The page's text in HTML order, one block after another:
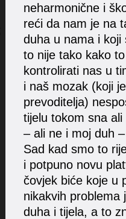
neharmonične i
reći da nam je na
duha u nama i
to nije tako kako
kontrolirati nas u
i naš mozak (koji
prevoditelja)
tijelu tokom sna
– ali ne i moj duh
Sad kad smo to
i potpuno novu
čovjek biće koje u
nikakvih problema
duha i tijela, a to